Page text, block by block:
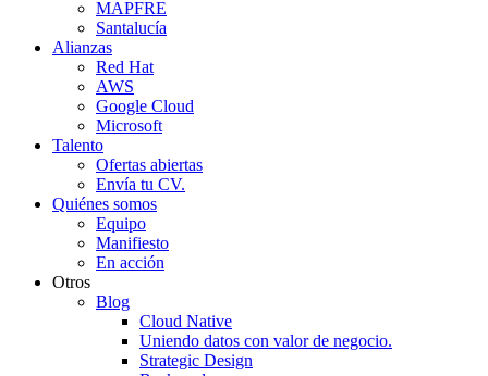
MAPFRE
Santalucía
Alianzas
Red Hat
AWS
Google Cloud
Microsoft
Talento
Ofertas abiertas
Envía tu CV.
Quiénes somos
Equipo
Manifiesto
En acción
Otros
Blog
Cloud Native
Uniendo datos con valor de negocio.
Strategic Design